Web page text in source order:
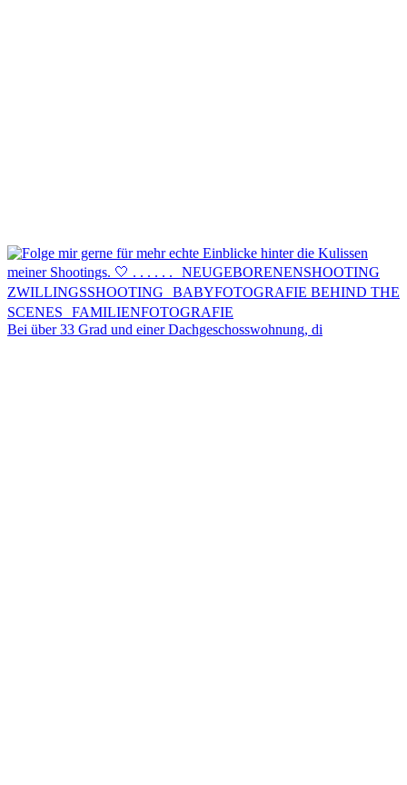
Bei über 33 Grad und einer Dachgeschosswohnung, di